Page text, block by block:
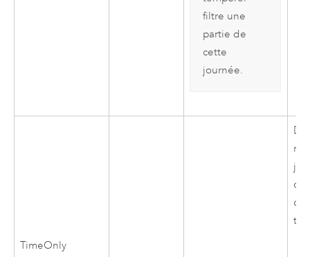
filtre une
partie de
cette
journée.
TimeOnly